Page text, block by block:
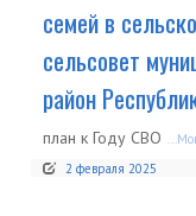
семей в
сельсовет
район
план к Году СВО
2 февраля 2025